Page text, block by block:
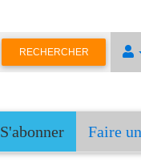
RECHERCHER
S'abonner Faire